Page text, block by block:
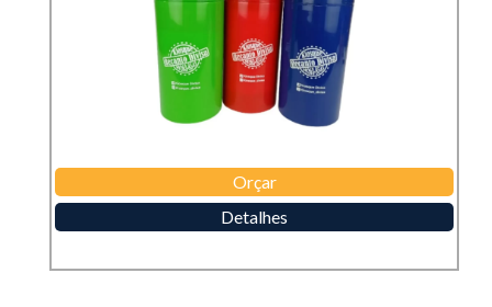
Orçar
Detalhes